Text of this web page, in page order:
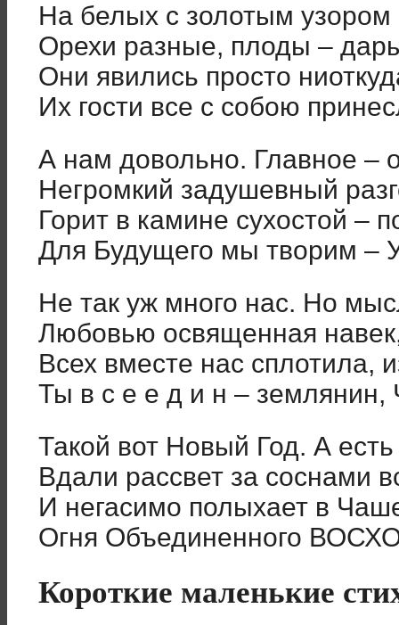
На белых с золотым
Орехи разные, плоды –
Они явились просто
Их гости все с собою
А нам довольно. Главное –
Негромкий задушевный
Горит в камине сухостой –
Для Будущего мы творим –
Не так уж много нас. Но
Любовью освященная
Всех вместе нас сплотила,
Ты в с е е д и н – землянин,
Такой вот Новый Год. А
Вдали рассвет за соснами
И негасимо полыхает в
Огня Объединенного
Короткие маленькие